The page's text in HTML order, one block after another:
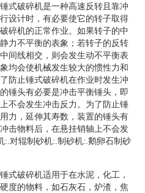
式破碎机是一种高速反转且靠冲
设计时，有必要使它的转子取得
碎机的正常作业。如果转子的中
力不平衡的表象；若转子的反转
间线相交，则会发生动不平衡表
均会使机械发生较大的惯性力和
防止锤式破碎机在作业时发生冲
锤头有必要是冲击平衡锤头，即
不会发生冲击反力。为了防止锤
力，延伸其寿数，装置的锤头有
击物料后，在悬挂销轴上不会发
:.对辊制砂机:.制砂机:.鹅卵石制砂
式破碎机适用于在水泥，化工，
度的物料，如石灰石，炉渣，焦